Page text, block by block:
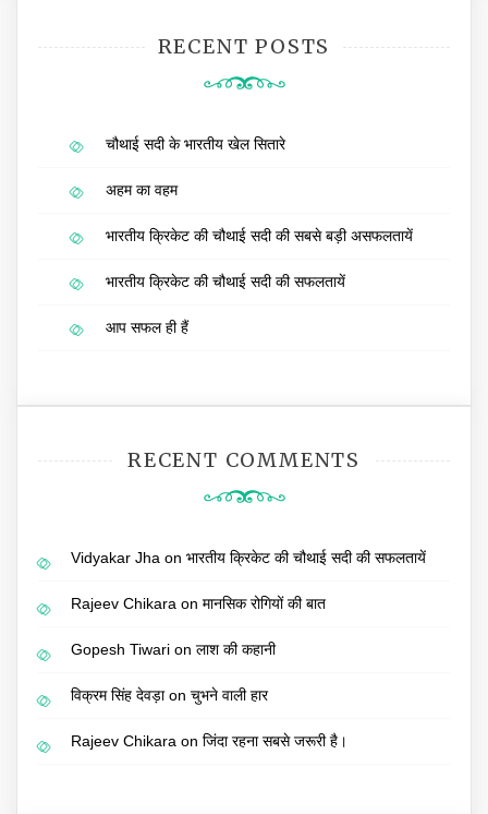
RECENT POSTS
चौथाई सदी के भारतीय खेल सितारे
अहम का वहम
भारतीय क्रिकेट की चौथाई सदी की सबसे बड़ी असफलतायें
भारतीय क्रिकेट की चौथाई सदी की सफलतायें
आप सफल ही हैं
RECENT COMMENTS
Vidyakar Jha on भारतीय क्रिकेट की चौथाई सदी की सफलतायें
Rajeev Chikara on मानसिक रोगियों की बात
Gopesh Tiwari on लाश की कहानी
विक्रम सिंह देवड़ाon चुभने वाली हार
Rajeev Chikara on जिंदा रहना सबसे जरूरी है।